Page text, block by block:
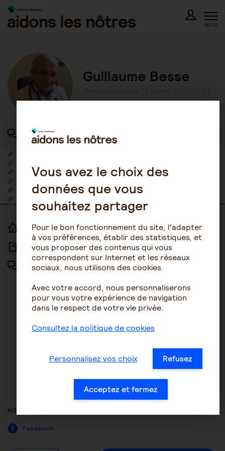
Skip
content
MENU
Guillaume Besse
44 participations au forum
//
//
//
//
//
//
ACCUEIL
ARTICLES
FORUM
ACCESSIBILITÉ
NOUS CONTACTER
MENTIONS LÉGALES
PLAN DU SITE
CONDITIONS GÉNÉRALES
GESTION DES COOKIES
ACCESSIBILITÉ : NON
CONFORME
NOUS SUIVRE
Facebook
Vous avez le choix des
données que vous
souhaitez partager
Pour le bon fonctionnement du site, l'adapter
à vos préférences, établir des statistiques, et
vous proposer des contenus qui vous
correspondent sur Internet et les réseaux
sociaux, nous utilisons des cookies.
Avec votre accord, nous personnaliserons
pour vous votre expérience de navigation
dans le respect de votre vie privée.
Consultez la politique de cookies
Personnalisez vos choix Refusez
Acceptez et fermez